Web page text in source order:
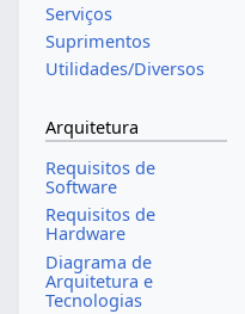
Serviços
Suprimentos
Utilidades/Diversos
Arquitetura
Requisitos de
Software
Requisitos de
Hardware
Diagrama de
Arquitetura e
Tecnologias